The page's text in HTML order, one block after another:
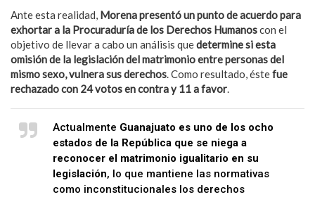
Ante esta realidad, Morena presentó un punto de acuerdo para
exhortar a la Procuraduría de los Derechos Humanoscon el
objetivo de llevar a cabo un análisis quedetermine si esta
omisión de la legislación del matrimonio entre personas del
mismo sexo, vulnera sus derechos. Como resultado, éstefue
rechazado con 24 votos en contra y 11 a favor.
Actualmente Guanajuato es uno de los ocho
estados de la República que se niega a
reconocer el matrimonio igualitario en su
legislación, lo que mantiene las normativas
como inconstitucionales los derechos